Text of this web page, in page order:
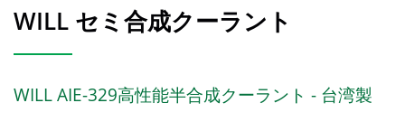
WILL セミ合成クーラント
WILL AIE-329高性能半合成クーラント - 台湾製